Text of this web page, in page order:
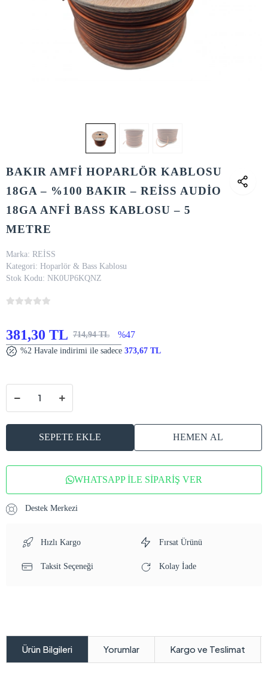
BAKIR AMFİ HOPARLÖR KABLOSU
18GA – %100 BAKIR – REİSS AUDİO
18GA ANFİ BASS KABLOSU – 5
METRE
Marka: REİSS
Kategori: Hoparlör & Bass Kablosu
Stok Kodu: NK0UP6KQNZ
381,30 TL 714,94 TL %47
%2 Havale indirimi ile sadece 373,67 TL
SEPETE EKLE HEMEN AL
WHATSAPP İLE SİPARİŞ VER
Destek Merkezi
Hızlı Kargo Fırsat Ürünü
Taksit Seçeneği Kolay İade
Ürün Bilgileri Yorumlar Kargo ve Teslimat